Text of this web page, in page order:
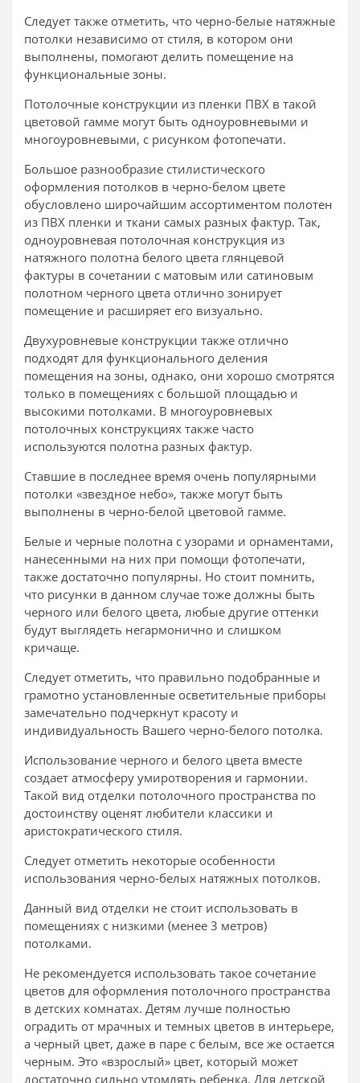
Следует также отметить, что черно-белые натяжные
потолки независимо от стиля, в котором они
выполнены, помогают делить помещение на
функциональные зоны.
Потолочные конструкции из пленки ПВХ в такой
цветовой гамме могут быть одноуровневыми и
многоуровневыми, с рисунком фотопечати.
Большое разнообразие стилистического
оформления потолков в черно-белом цвете
обусловлено широчайшим ассортиментом полотен
из ПВХ пленки и ткани самых разных фактур. Так,
одноуровневая потолочная конструкция из
натяжного полотна белого цвета глянцевой
фактуры в сочетании с матовым или сатиновым
полотном черного цвета отлично зонирует
помещение и расширяет его визуально.
Двухуровневые конструкции также отлично
подходят для функционального деления
помещения на зоны, однако, они хорошо смотрятся
только в помещениях с большой площадью и
высокими потолками. В многоуровневых
потолочных конструкциях также часто
используются полотна разных фактур.
Ставшие в последнее время очень популярными
потолки «звездное небо», также могут быть
выполнены в черно-белой цветовой гамме.
Белые и черные полотна с узорами и орнаментами,
нанесенными на них при помощи фотопечати,
также достаточно популярны. Но стоит помнить,
что рисунки в данном случае тоже должны быть
черного или белого цвета, любые другие оттенки
будут выглядеть негармонично и слишком
кричаще.
Следует отметить, что правильно подобранные и
грамотно установленные осветительные приборы
замечательно подчеркнут красоту и
индивидуальность Вашего черно-белого потолка.
Использование черного и белого цвета вместе
создает атмосферу умиротворения и гармонии.
Такой вид отделки потолочного пространства по
достоинству оценят любители классики и
аристократического стиля.
Следует отметить некоторые особенности
использования черно-белых натяжных потолков.
Данный вид отделки не стоит использовать в
помещениях с низкими (менее 3 метров)
потолками.
Не рекомендуется использовать такое сочетание
цветов для оформления потолочного пространства
в детских комнатах. Детям лучше полностью
оградить от мрачных и темных цветов в интерьере,
а черный цвет, даже в паре с белым, все же остается
черным. Это «взрослый» цвет, который может
достаточно сильно утомлять ребенка. Для детской